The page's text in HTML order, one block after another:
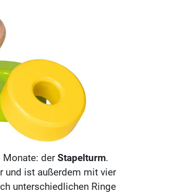
Monate: derStapelturm.
und ist außerdem mit vier
unterschiedlichen Ringe